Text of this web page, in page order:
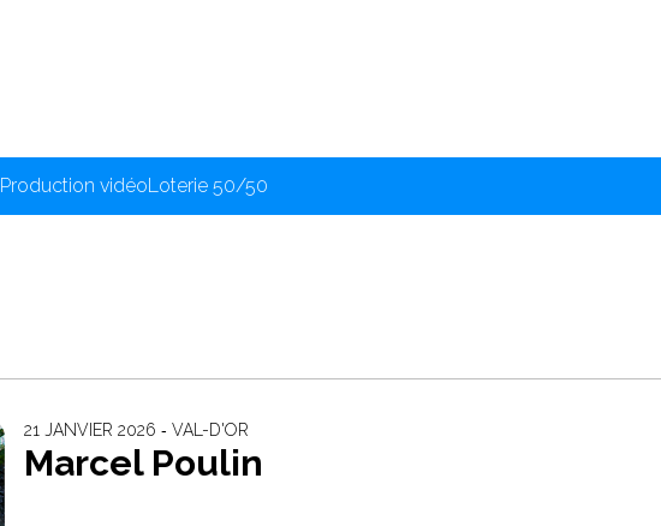
Production vidéoLoterie 50/50
21 JANVIER 2026 ‐ VAL-D'OR
Marcel Poulin